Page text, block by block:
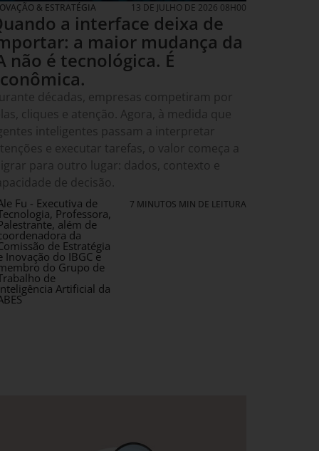
& ESTRATÉGIA 13 DE JULHO DE 2026 08H00
a interface deixa de
a maior mudança da
não é tecnológica. É
décadas, empresas competiram por
cliques e atenção. Agora, à medida que
inteligentes passam a interpretar
e executar tarefas, o valor começa a
para outro lugar: dados, contexto e
de decisão.
Fu - Executiva de
Professora,
além de
da
de Estratégia
Inovação do IBGC e
do Grupo de
de
Artificial da
7 MINUTOS MIN DE LEITURA